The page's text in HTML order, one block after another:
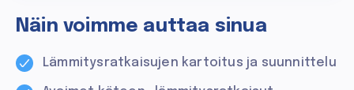
Näin voimme auttaa sinua
Lämmitysratkaisujen kartoitus ja suunnittelu